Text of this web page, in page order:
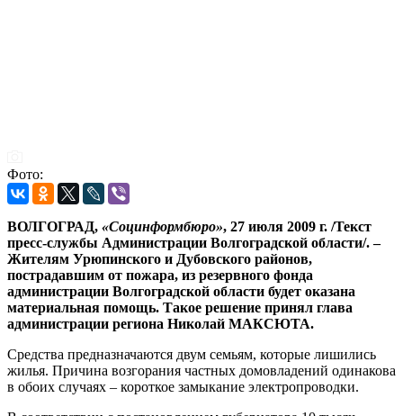
Фото:
ВОЛГОГРАД, «Социнформбюро», 27 июля 2009 г. /Текст
пресс-службы Администрации Волгоградской области/. –
Жителям Урюпинского и Дубовского районов,
пострадавшим от пожара, из резервного фонда
администрации Волгоградской области будет оказана
материальная помощь. Такое решение принял глава
администрации региона Николай МАКСЮТА.
Средства предназначаются двум семьям, которые лишились
жилья. Причина возгорания частных домовладений одинакова
в обоих случаях – короткое замыкание электропроводки.